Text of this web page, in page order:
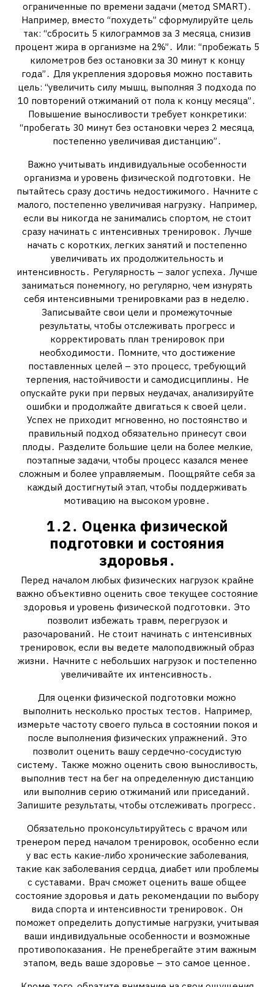
ограниченные по времени задачи (метод SMART)․
Например, вместо “похудеть” сформулируйте цель
так: “сбросить 5 килограммов за 3 месяца, снизив
процент жира в организме на 2%”․ Или: “пробежать 5
километров без остановки за 30 минут к концу
года”․ Для укрепления здоровья можно поставить
цель: “увеличить силу мышц, выполняя 3 подхода по
10 повторений отжиманий от пола к концу месяца”․
Повышение выносливости требует конкретики:
“пробегать 30 минут без остановки через 2 месяца,
постепенно увеличивая дистанцию”․
Важно учитывать индивидуальные особенности
организма и уровень физической подготовки․ Не
пытайтесь сразу достичь недостижимого․ Начните с
малого, постепенно увеличивая нагрузку․ Например,
если вы никогда не занимались спортом, не стоит
сразу начинать с интенсивных тренировок․ Лучше
начать с коротких, легких занятий и постепенно
увеличивать их продолжительность и
интенсивность․ Регулярность – залог успеха․ Лучше
заниматься понемногу, но регулярно, чем изнурять
себя интенсивными тренировками раз в неделю․
Записывайте свои цели и промежуточные
результаты, чтобы отслеживать прогресс и
корректировать план тренировок при
необходимости․ Помните, что достижение
поставленных целей – это процесс, требующий
терпения, настойчивости и самодисциплины․ Не
опускайте руки при первых неудачах, анализируйте
ошибки и продолжайте двигаться к своей цели․
Успех не приходит мгновенно, но постоянство и
правильный подход обязательно принесут свои
плоды․ Разделите большие цели на более мелкие,
поэтапные задачи, чтобы процесс казался менее
сложным и более управляемым․ Поощряйте себя за
каждый достигнутый этап, чтобы поддерживать
мотивацию на высоком уровне․
1․2․ Оценка физической
подготовки и состояния
здоровья․
Перед началом любых физических нагрузок крайне
важно объективно оценить свое текущее состояние
здоровья и уровень физической подготовки․ Это
позволит избежать травм, перегрузок и
разочарований․ Не стоит начинать с интенсивных
тренировок, если вы ведете малоподвижный образ
жизни․ Начните с небольших нагрузок и постепенно
увеличивайте их интенсивность․
Для оценки физической подготовки можно
выполнить несколько простых тестов․ Например,
измерьте частоту своего пульса в состоянии покоя и
после выполнения физических упражнений․ Это
позволит оценить вашу сердечно-сосудистую
систему․ Также можно оценить свою выносливость,
выполнив тест на бег на определенную дистанцию
или выполнив серию отжиманий или приседаний․
Запишите результаты, чтобы отслеживать прогресс․
Обязательно проконсультируйтесь с врачом или
тренером перед началом тренировок, особенно если
у вас есть какие-либо хронические заболевания,
такие как заболевания сердца, диабет или проблемы
с суставами․ Врач сможет оценить ваше общее
состояние здоровья и дать рекомендации по выбору
вида спорта и интенсивности тренировок․ Он
поможет определить допустимые нагрузки, учитывая
ваши индивидуальные особенности и возможные
противопоказания․ Не пренебрегайте этим важным
этапом, ведь ваше здоровье – это самое ценное․